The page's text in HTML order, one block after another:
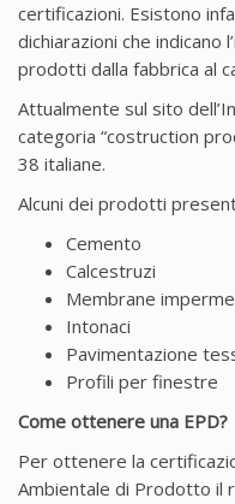
certificazioni. Esistono
dichiarazioni che indicano
prodotti dalla fabbrica al
Attualmente sul sito
categoria “costruction
38 italiane.
Alcuni dei prodotti
Cemento
Calcestruzi
Membrane
Intonaci
Pavimentazione
Profili per finestre
Come ottenere una EPD?
Per ottenere la
Ambientale di Prodotto il